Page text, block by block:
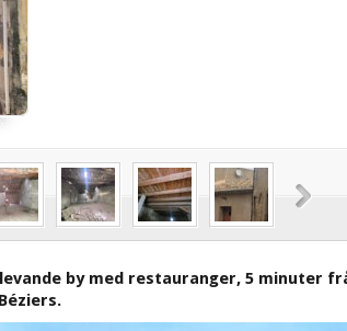
by med restauranger, 5 minuter